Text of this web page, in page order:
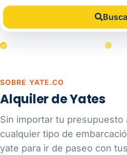
SOBRE YATE.CO
Alquiler de Yates
Sin importar tu presupuesto
cualquier tipo de
yate para ir de paseo con